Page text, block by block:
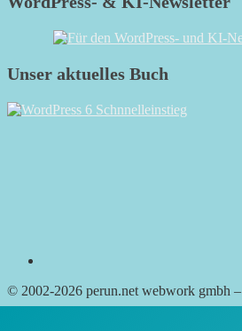
Unser aktuelles Buch
© 2002-2026 perun.net webwork gmbh –